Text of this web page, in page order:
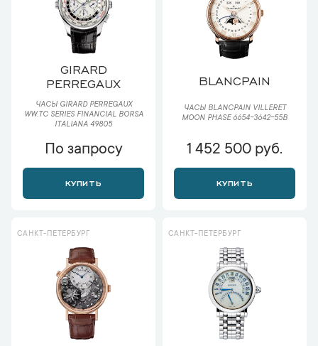
GIRARD
PERREGAUX
ЧАСЫ GIRARD PERREGAUX
WW.TC SERIES FINANCIAL BORSA
ITALIANA 49805
По запросу
КУПИТЬ
BLANCPAIN
ЧАСЫ BLANCPAIN VILLERET
MOON PHASE 6654-3642-55B
1 452 500 руб.
КУПИТЬ
САНКТ-ПЕТЕРБУРГ САНКТ-ПЕТЕРБУРГ